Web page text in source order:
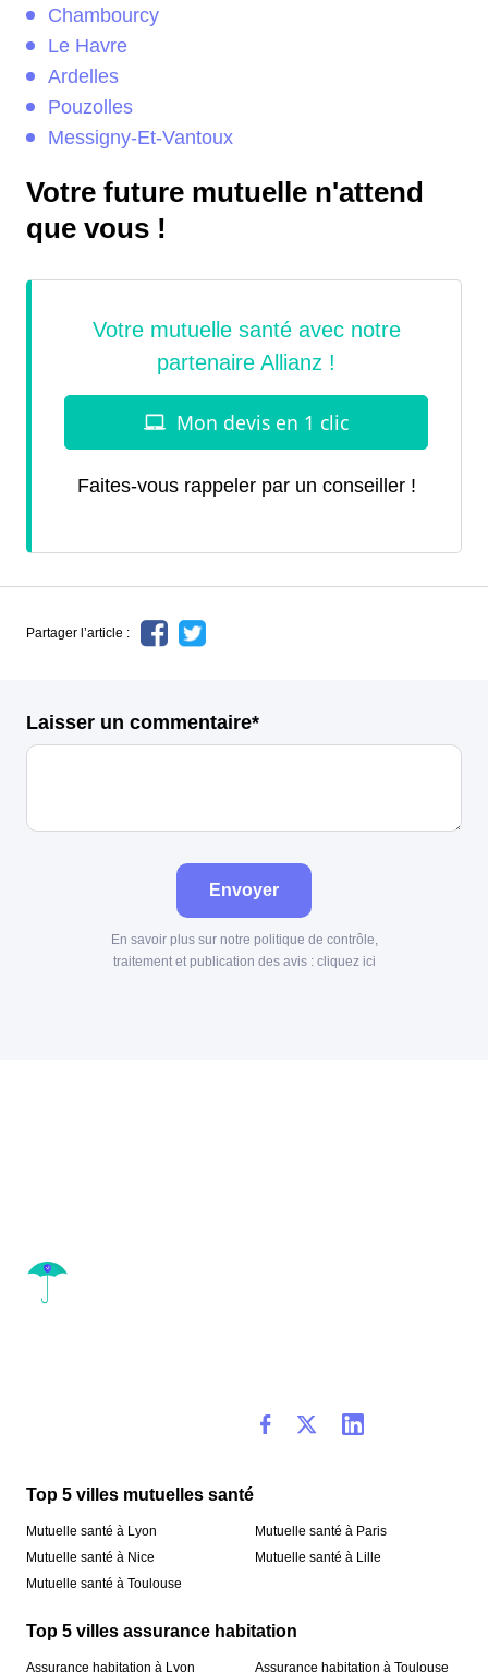
Chambourcy
Le Havre
Ardelles
Pouzolles
Messigny-Et-Vantoux
Votre future mutuelle n'attend
que vous !
Faites-vous rappeler par un conseiller !
Partager l’article :
Laisser un commentaire*
Envoyer
En savoir plus sur notre politique de contrôle,
traitement et publication des avis : cliquez ici
Top 5 villes mutuelles santé
Mutuelle santé à Lyon
Mutuelle santé à Nice
Mutuelle santé à Toulouse
Mutuelle santé à Paris
Mutuelle santé à Lille
Top 5 villes assurance habitation
Assurance habitation à Lyon Assurance habitation à Toulouse